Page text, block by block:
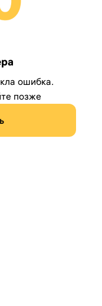
ошибка.
позже